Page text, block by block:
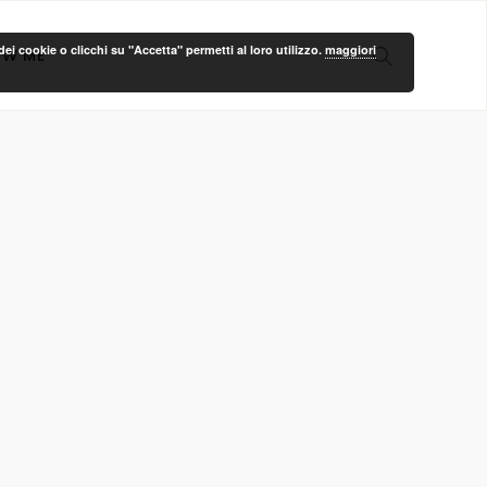
ME
cookie o clicchi su "Accetta" permetti al loro utilizzo. maggiori